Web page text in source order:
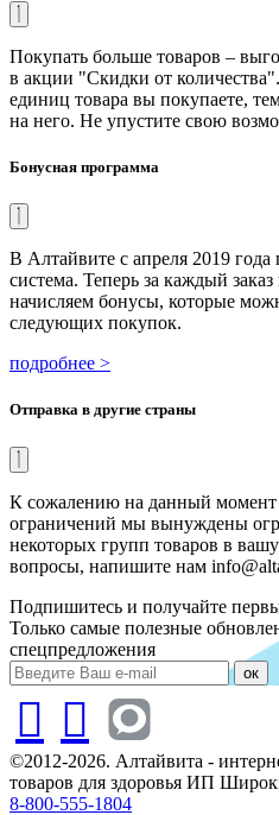
Покупать больше товаров –
в акции "Скидки от
единиц товара вы покупаете,
на него. Не упустите свою
Бонусная программа
В Алтайвите с апреля 2019 года
система. Теперь за каждый
начисляем бонусы, которые
следующих покупок.
подробнее >
Отправка в другие страны
К сожалению на данный
ограничений мы вынуждены
некоторых групп товаров в
вопросы, напишите нам
Подпишитесь и получайте
Только самые полезные
спецпредложения
ок
©2012-2026. Алтайвита -
товаров для здоровья ИП
8-800-555-1804